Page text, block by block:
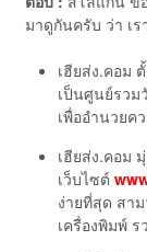
มาดูกันครับ ว่า เ
เฮียส่ง.คอม
เป็นศูนย์รวม
เพื่ออำนวยค
เฮียส่ง.คอม
เว็บไซต์
ง่ายที่สุด สา
เครื่องพิมพ์